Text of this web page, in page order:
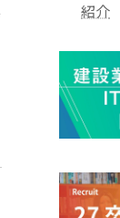
紹介